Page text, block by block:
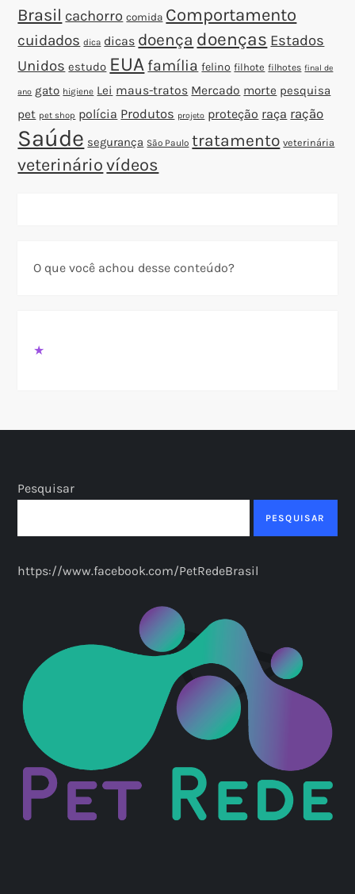
Brasil cachorro comida Comportamento
cuidados dica dicas doença doenças Estados
Unidos estudo EUA família felino filhote filhotes final de
ano gato higiene Lei maus-tratos Mercado morte pesquisa
pet pet shop polícia Produtos projeto proteção raça ração
Saúde segurança São Paulo tratamento veterinária
veterinário vídeos
O que você achou desse conteúdo?
★
Pesquisar
PESQUISAR
https://www.facebook.com/PetRedeBrasil